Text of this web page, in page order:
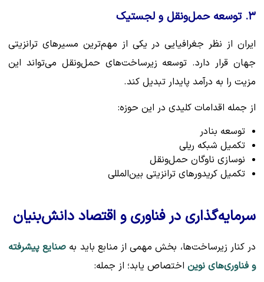
۳. توسعه حمل‌ونقل و لجستیک
ایران از نظر جغرافیایی در یکی از مهم‌ترین مسیرهای ترانزیتی
جهان قرار دارد. توسعه زیرساخت‌های حمل‌ونقل می‌تواند این
مزیت را به درآمد پایدار تبدیل کند.
از جمله اقدامات کلیدی در این حوزه:
توسعه بنادر
تکمیل شبکه ریلی
نوسازی ناوگان حمل‌ونقل
تکمیل کریدورهای ترانزیتی بین‌المللی
سرمایه‌گذاری در فناوری و اقتصاد دانش‌بنیان
در کنار زیرساخت‌ها، بخش مهمی از منابع باید به صنایع پیشرفته
و فناوری‌های نوین اختصاص یابد؛ از جمله: